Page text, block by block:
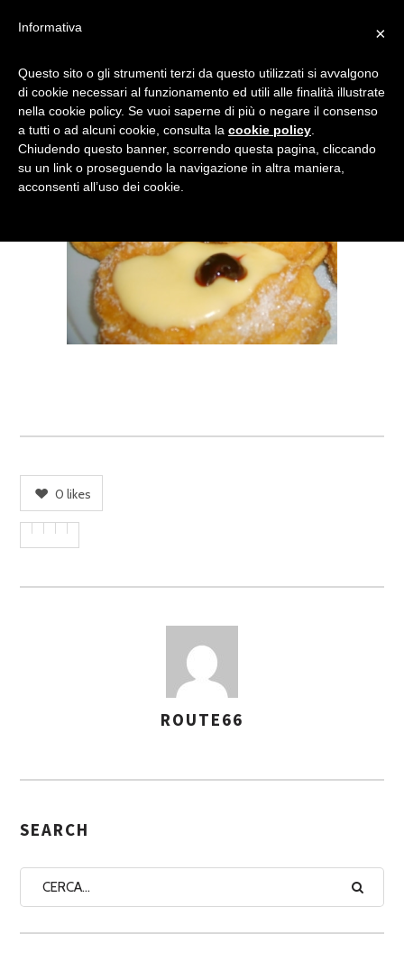
0 likes
S
G
A
U
ROUTE66
SEARCH
×
Informativa
Questo sito o gli strumenti terzi da questo utilizzati si avvalgono
di cookie necessari al funzionamento ed utili alle finalità illustrate
nella cookie policy. Se vuoi saperne di più o negare il consenso
a tutti o ad alcuni cookie, consulta la cookie policy
Chiudendo questo banner, scorrendo questa pagina, cliccando
su un link o proseguendo la navigazione in altra maniera,
acconsenti all’uso dei cookie.